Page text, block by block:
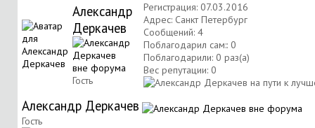
Александр
Деркачев
Гость
Регистрация: 07.03.2016
Адрес: Санкт Петербург
Сообщений: 4
Поблагодарил сам:: 0
Поблагодарили: 0 раз(а)
Вес репутации: 0
Александр Деркачев
Гость